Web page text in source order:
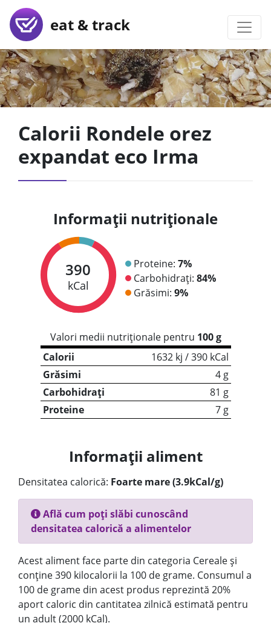
eat & track
Calorii Rondele orez
expandat eco Irma
Informații nutriționale
390
kCal
Proteine: 7%
Carbohidrați: 84%
Grăsimi: 9%
Valori medii nutriționale pentru 100 g
Calorii
1632 kj / 390 kCal
Grăsimi
4 g
Carbohidrați
81 g
Proteine
7 g
Informații aliment
Densitatea calorică: Foarte mare (3.9kCal/g)
Află cum poți slăbi cunoscând
densitatea calorică a alimentelor
Acest aliment face parte din categoria Cereale și
conține 390 kilocalorii la 100 de grame. Consumul a
100 de grame din acest produs reprezintă 20%
aport caloric din cantitatea zilnică estimată pentru
un adult (2000 kCal).